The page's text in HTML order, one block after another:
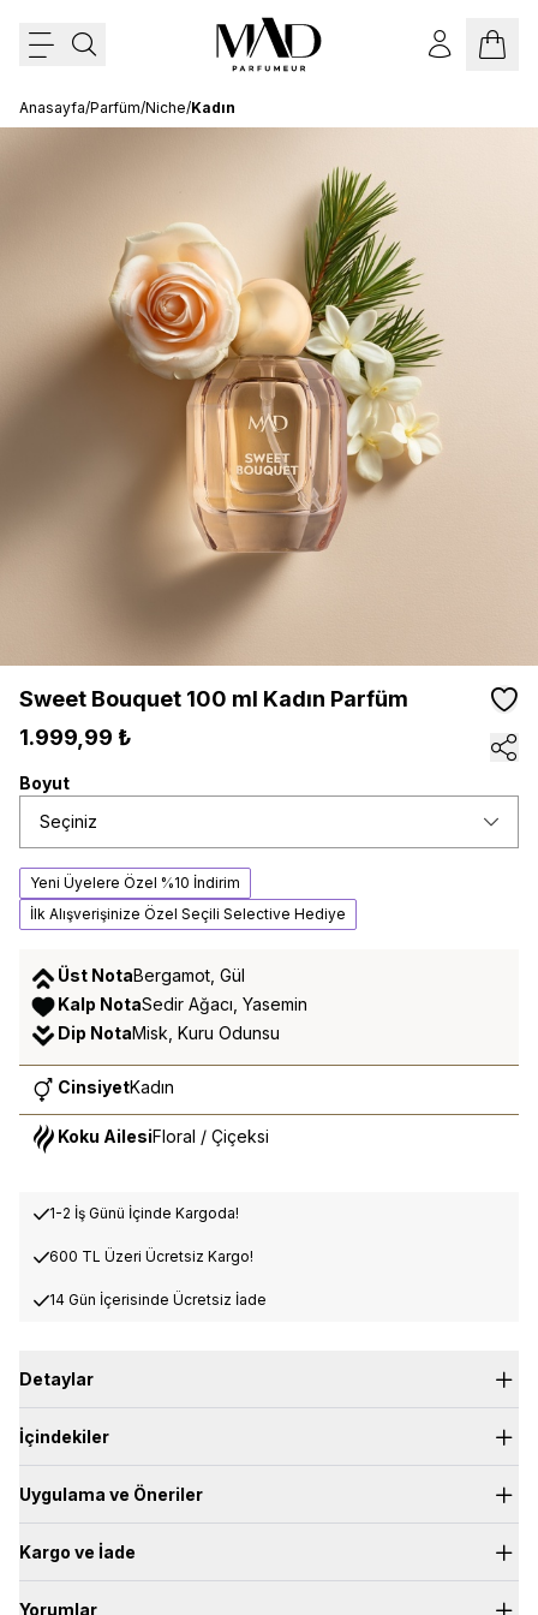
Anasayfa/Parfüm/Niche/Kadın
Sweet Bouquet 100 ml Kadın Parfüm
1.999,99 ₺
Boyut
Seçiniz
Yeni Üyelere Özel %10 İndirim
İlk Alışverişinize Özel Seçili Selective Hediye
Üst NotaBergamot, Gül
Kalp NotaSedir Ağacı, Yasemin
Dip NotaMisk, Kuru Odunsu
CinsiyetKadın
Koku AilesiFloral / Çiçeksi
1-2 İş Günü İçinde Kargoda!
600 TL Üzeri Ücretsiz Kargo!
14 Gün İçerisinde Ücretsiz İade
Detaylar
uyandıran karışımı sizi sonsuz olasılıklarla dolu bir dünyayı
keşfetmeye davet ediyor.
Üst Nota:Bergamot, Gül
Kuru Odunsu, Misk
İçindekiler
Uygulama ve Öneriler
Kargo ve İade
Yorumlar